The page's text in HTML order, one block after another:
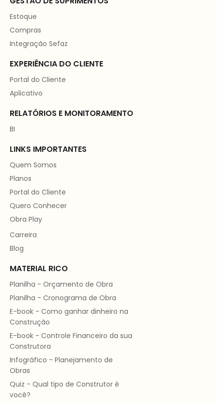
Estoque
Compras
Integração Sefaz
EXPERIÊNCIA DO CLIENTE
Portal do Cliente
Aplicativo
RELATÓRIOS E MONITORAMENTO
BI
LINKS IMPORTANTES
Quem Somos
Planos
Portal do Cliente
Quero Conhecer
Obra Play
Carreira
Blog
MATERIAL RICO
Planilha - Orçamento de Obra
Planilha - Cronograma de Obra
E-book - Como ganhar dinheiro na
Construção
E-book - Controle Financeiro da sua
Construtora
Infográfico - Planejamento de
Obras
Quiz - Qual tipo de Construtor é
você?